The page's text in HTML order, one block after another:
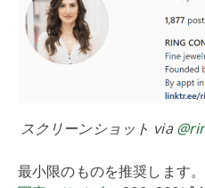
スクリーンショット via
最小限のものを推奨します。